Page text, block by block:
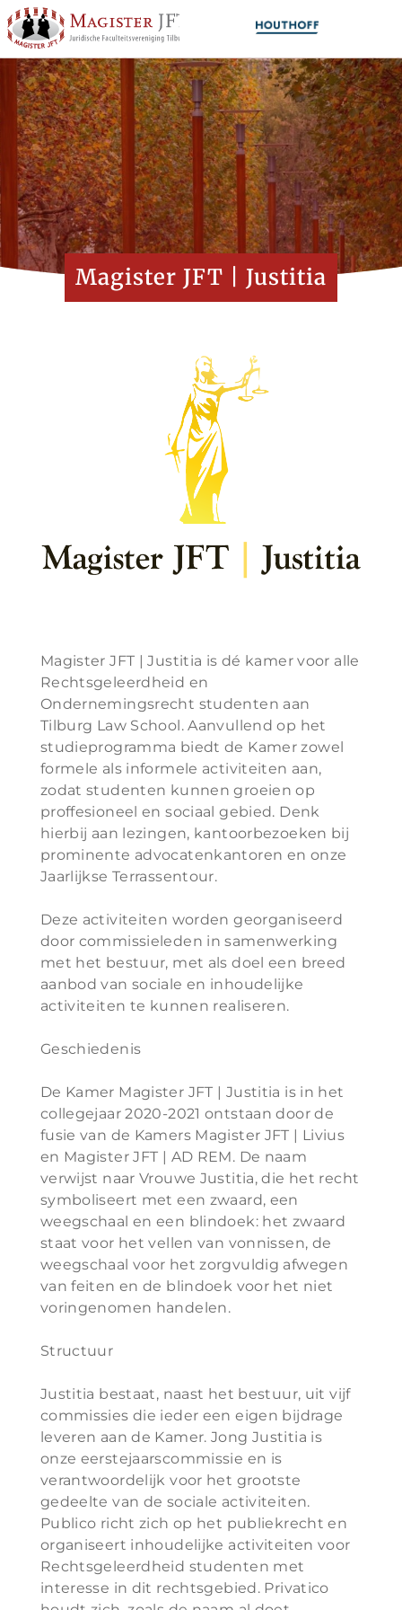
Magister JFT | Justitia
Magister JFT | Justitia is dé kamer voor alle
Rechtsgeleerdheid en
Ondernemingsrecht studenten aan
Tilburg Law School. Aanvullend op het
studieprogramma biedt de Kamer zowel
formele als informele activiteiten aan,
zodat studenten kunnen groeien op
proffesioneel en sociaal gebied. Denk
hierbij aan lezingen, kantoorbezoeken bij
prominente advocatenkantoren en onze
Jaarlijkse Terrassentour.
Deze activiteiten worden georganiseerd
door commissieleden in samenwerking
met het bestuur, met als doel een breed
aanbod van sociale en inhoudelijke
activiteiten te kunnen realiseren.
Geschiedenis
De Kamer Magister JFT | Justitia is in het
collegejaar 2020-2021 ontstaan door de
fusie van de Kamers Magister JFT | Livius
en Magister JFT | AD REM. De naam
verwijst naar Vrouwe Justitia, die het recht
symboliseert met een zwaard, een
weegschaal en een blindoek: het zwaard
staat voor het vellen van vonnissen, de
weegschaal voor het zorgvuldig afwegen
van feiten en de blindoek voor het niet
voringenomen handelen.
Structuur
Justitia bestaat, naast het bestuur, uit vijf
commissies die ieder een eigen bijdrage
leveren aan de Kamer. Jong Justitia is
onze eerstejaarscommissie en is
verantwoordelijk voor het grootste
gedeelte van de sociale activiteiten.
Publico richt zich op het publiekrecht en
organiseert inhoudelijke activiteiten voor
Rechtsgeleerdheid studenten met
interesse in dit rechtsgebied. Privatico